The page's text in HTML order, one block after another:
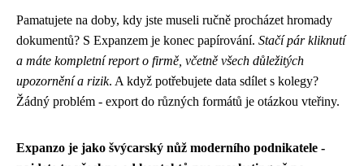
Pamatujete na doby, kdy jste museli ručně procházet hromady
dokumentů? S Expanzem je konec papírování. Stačí pár kliknutí
a máte kompletní report o firmě, včetně všech důležitých
upozornění a rizik. A když potřebujete data sdílet s kolegy?
Žádný problém - export do různých formátů je otázkou vteřiny.
Expanzo je jako švýcarský nůž moderního podnikatele -